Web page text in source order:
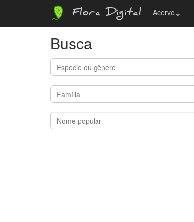
Flora Digital Acervo
Busca